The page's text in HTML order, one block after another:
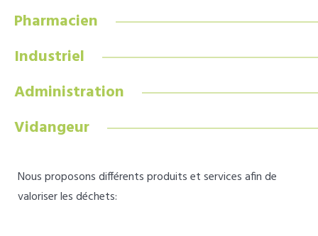
Pharmacien
Industriel
Administration
Vidangeur
Nous proposons différents produits et services afin de
valoriser les déchets: